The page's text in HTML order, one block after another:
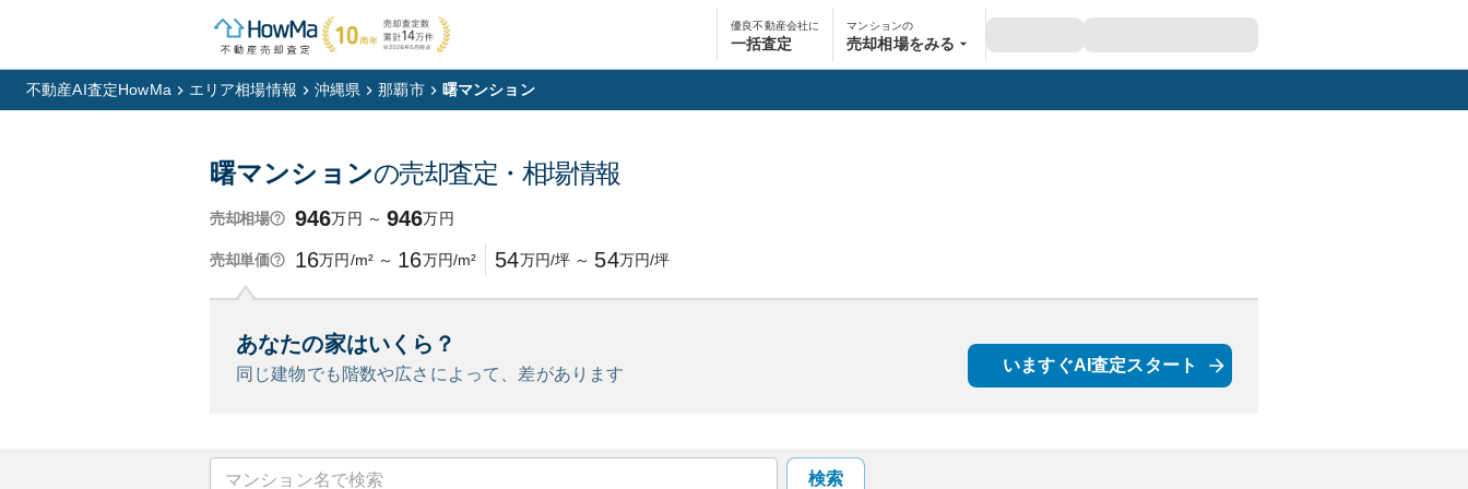
優良不動産会社に
一括査定
マンションの
売却相場をみる
不動産AI査定HowMa エリア相場情報 沖縄県 那覇市 曙マンション
曙マンションの売却査定・相場情報
売却相場 946万円 ～ 946万円
売却単価 16万円/m² ～ 16万円/m² 54万円/坪 ～ 54万円/坪
あなたの家はいくら？
同じ建物でも階数や広さによって、 差があります いますぐAI査定スタート
検索